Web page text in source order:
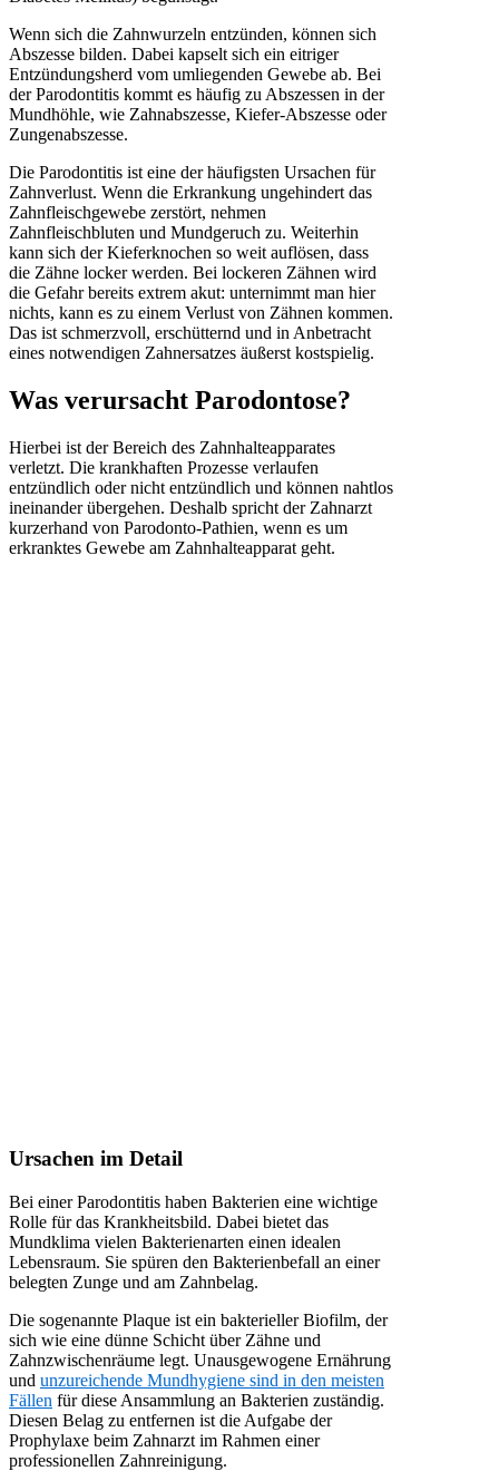
Wenn sich die Zahnwurzeln entzünden, können sich
Abszesse bilden. Dabei kapselt sich ein eitriger
Entzündungsherd vom umliegenden Gewebe ab. Bei
der Parodontitis kommt es häufig zu Abszessen in der
Mundhöhle, wie Zahnabszesse, Kiefer-Abszesse oder
Zungenabszesse.
Die Parodontitis ist eine der häufigsten Ursachen für
Zahnverlust. Wenn die Erkrankung ungehindert das
Zahnfleischgewebe zerstört, nehmen
Zahnfleischbluten und Mundgeruch zu. Weiterhin
kann sich der Kieferknochen so weit auflösen, dass
die Zähne locker werden. Bei lockeren Zähnen wird
die Gefahr bereits extrem akut: unternimmt man hier
nichts, kann es zu einem Verlust von Zähnen kommen.
Das ist schmerzvoll, erschütternd und in Anbetracht
eines notwendigen Zahnersatzes äußerst kostspielig.
Was verursacht Parodontose?
Hierbei ist der Bereich des Zahnhalteapparates
verletzt. Die krankhaften Prozesse verlaufen
entzündlich oder nicht entzündlich und können nahtlos
ineinander übergehen. Deshalb spricht der Zahnarzt
kurzerhand von Parodonto-Pathien, wenn es um
erkranktes Gewebe am Zahnhalteapparat geht.
Ursachen im Detail
Bei einer Parodontitis haben Bakterien eine wichtige
Rolle für das Krankheitsbild. Dabei bietet das
Mundklima vielen Bakterienarten einen idealen
Lebensraum. Sie spüren den Bakterienbefall an einer
belegten Zunge und am Zahnbelag.
Die sogenannte Plaque ist ein bakterieller Biofilm, der
sich wie eine dünne Schicht über Zähne und
Zahnzwischenräume legt. Unausgewogene Ernährung
und unzureichende Mundhygiene sind in den meisten
Fällen für diese Ansammlung an Bakterien zuständig.
Diesen Belag zu entfernen ist die Aufgabe der
Prophylaxe beim Zahnarzt im Rahmen einer
professionellen Zahnreinigung.